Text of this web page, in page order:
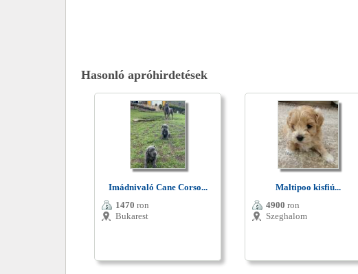
Hasonló apróhirdetések
Imádnivaló Cane Corso...
1470 ron
Bukarest
Maltipoo kisfiú...
4900 ron
Szeghalom